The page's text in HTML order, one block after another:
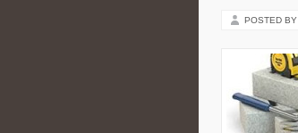
POSTED BY